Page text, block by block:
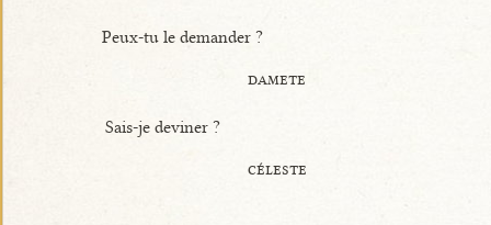
Peux-tu le demander ?
damete
Sais-je deviner ?
céleste